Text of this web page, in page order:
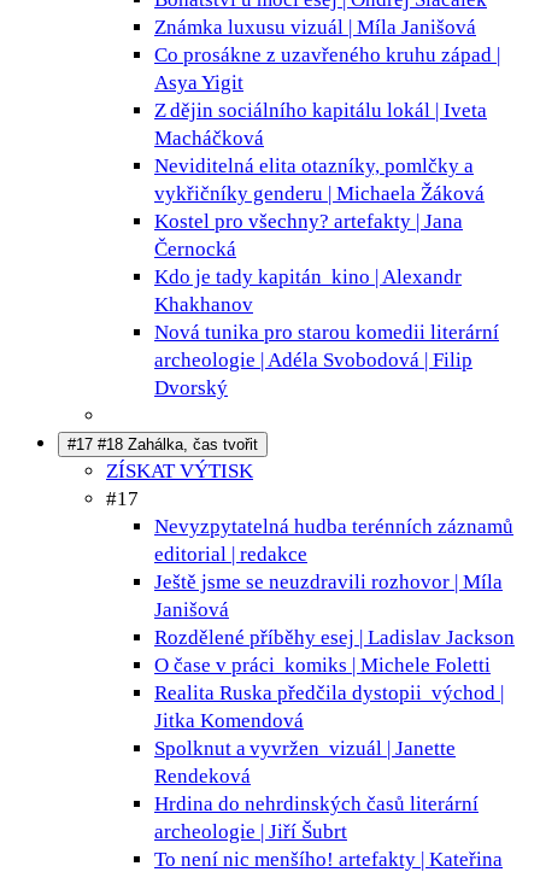
Známka luxusu vizuál | Míla Janišová
Co prosákne z uzavřeného kruhu západ |
Asya Yigit
Z dějin sociálního kapitálu lokál | Iveta
Macháčková
Neviditelná elita otazníky, pomlčky a
vykřičníky genderu | Michaela Žáková
Kostel pro všechny? artefakty | Jana
Černocká
Kdo je tady kapitán kino | Alexandr
Khakhanov
Nová tunika pro starou komedii literární
archeologie | Adéla Svobodová | Filip
Dvorský
#17 #18 Zahálka, čas tvořit
ZÍSKAT VÝTISK
#17
Nevyzpytatelná hudba terénních záznamů
editorial | redakce
Ještě jsme se neuzdravili rozhovor | Míla
Janišová
Rozdělené příběhy esej | Ladislav Jackson
O čase v práci komiks | Michele Foletti
Realita Ruska předčila dystopii východ |
Jitka Komendová
Spolknut a vyvržen vizuál | Janette
Rendeková
Hrdina do nehrdinských časů literární
archeologie | Jiří Šubrt
To není nic menšího! artefakty | Kateřina